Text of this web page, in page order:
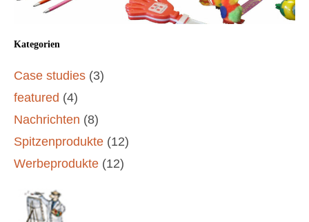
Kategorien
Case studies (3)
featured (4)
Nachrichten (8)
Spitzenprodukte (12)
Werbeprodukte (12)